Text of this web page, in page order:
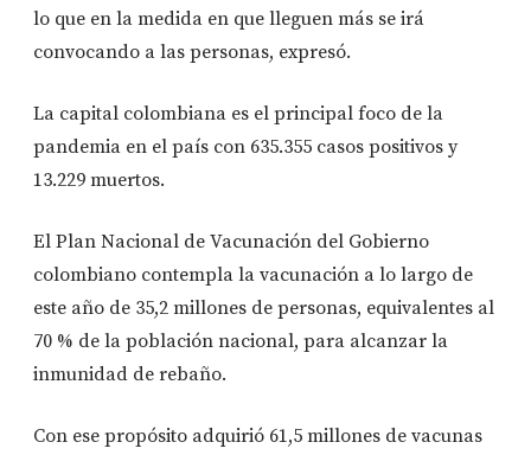
lo que en la medida en que lleguen más se irá
convocando a las personas, expresó.
La capital colombiana es el principal foco de la
pandemia en el país con 635.355 casos positivos y
13.229 muertos.
El Plan Nacional de Vacunación del Gobierno
colombiano contempla la vacunación a lo largo de
este año de 35,2 millones de personas, equivalentes al
70 % de la población nacional, para alcanzar la
inmunidad de rebaño.
Con ese propósito adquirió 61,5 millones de vacunas